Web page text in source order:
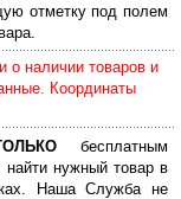
отметку под полем
о наличии товаров и
Координаты
бесплатным
нужный товар в
Наша Служба не